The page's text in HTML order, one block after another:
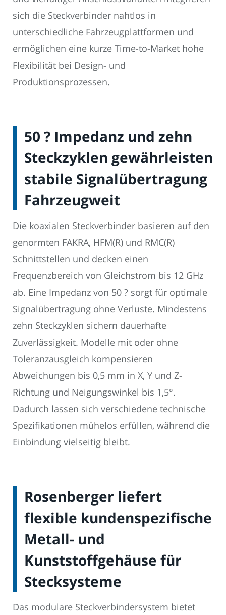
sich die Steckverbinder nahtlos in
unterschiedliche Fahrzeugplattformen und
ermöglichen eine kurze Time-to-Market hohe
Flexibilität bei Design- und
Produktionsprozessen.
50 ? Impedanz und zehn
Steckzyklen gewährleisten
stabile Signalübertragung
Fahrzeugweit
Die koaxialen Steckverbinder basieren auf den
genormten FAKRA, HFM(R) und RMC(R)
Schnittstellen und decken einen
Frequenzbereich von Gleichstrom bis 12 GHz
ab. Eine Impedanz von 50 ? sorgt für optimale
Signalübertragung ohne Verluste. Mindestens
zehn Steckzyklen sichern dauerhafte
Zuverlässigkeit. Modelle mit oder ohne
Toleranzausgleich kompensieren
Abweichungen bis 0,5 mm in X, Y und Z-
Richtung und Neigungswinkel bis 1,5°.
Dadurch lassen sich verschiedene technische
Spezifikationen mühelos erfüllen, während die
Einbindung vielseitig bleibt.
Rosenberger liefert
flexible kundenspezifische
Metall- und
Kunststoffgehäuse für
Stecksysteme
Das modulare Steckverbindersystem bietet